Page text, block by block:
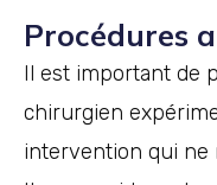
Procédures
Il est important de
chirurgien
intervention qui ne